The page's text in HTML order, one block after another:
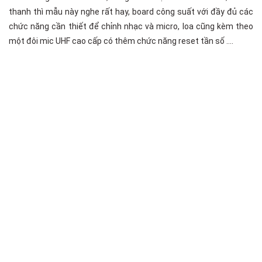
thanh thì mẫu này nghe rất hay, board công suất với đầy đủ các
chức năng cần thiết để chỉnh nhạc và micro, loa cũng kèm theo
một đôi mic UHF cao cấp có thêm chức năng reset tần số ….